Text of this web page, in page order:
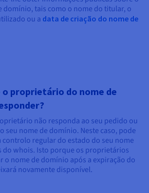
domínio, tais como o nome do titular, o
ou a data de criação do nome de
o proprietário do nome de
não responda ao seu pedido ou
seu nome de domínio. Neste caso, pode
regular do estado do seu nome
do whois. Isto porque os proprietários
o nome de domínio após a expiração do
novamente disponível.